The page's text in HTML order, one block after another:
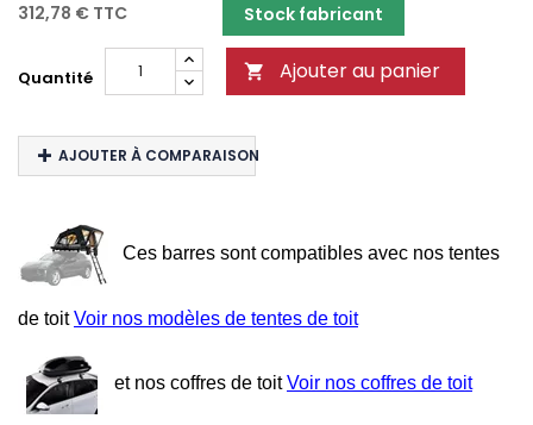
312,78 € TTC Stock fabricant
Quantité  Ajouter au panier
AJOUTER À COMPARAISON
Ces barres sont compatibles avec nos tentes
de toitVoir nos modèles de tentes de toit
et nos coffres de toitVoir nos coffres de toit